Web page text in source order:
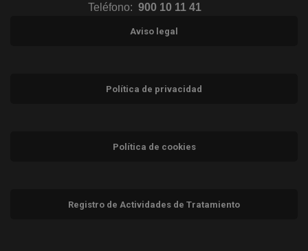
Teléfono: 900 10 11 41
Aviso legal
Política de privacidad
Política de cookies
Registro de Actividades de Tratamiento